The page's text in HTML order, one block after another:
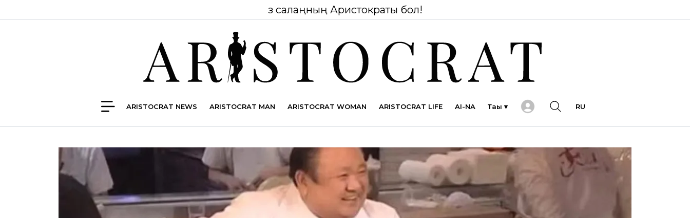
Өз салаңның Аристократы бол!
ARISTOCRAT NEWS ARISTOCRAT MAN ARISTOCRAT WOMAN ARISTOCRAT LIFE AI-NA Тағы ▾ RU